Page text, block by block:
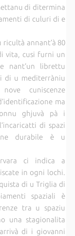
di ditermina
di culuri di e
annant’à 80
vita, cusi furni un
nant’un librettu
di u mediterràniu
cuniscenze
ma
ghjuvà pà i
di spazi
durabile è u
ci indica a
in ogni lochi.
di u Triglia di
spaziali è
tra u spaziu
una stagionalita
di i giovanni